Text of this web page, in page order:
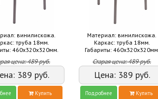
винилискожа.
труба 18мм.
460х320х320мм.
цена:489руб.
389 руб.
Купить
Материал: винилискожа.
Каркас: труба 18мм.
Габариты: 460х320х320мм.
Старая цена:489руб.
Цена: 389 руб.
Подробнее Купить